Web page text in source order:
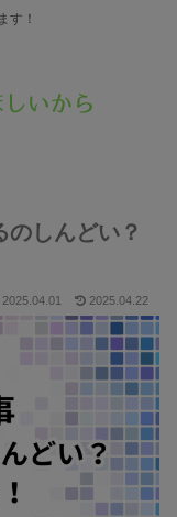
す！
のしんどい？
2025.04.01 2025.04.22